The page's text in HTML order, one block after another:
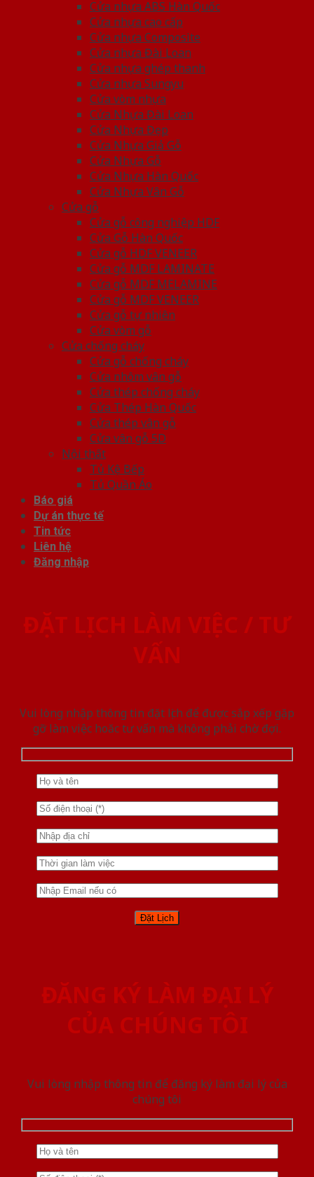
Cửa nhựa ABS Hàn Quốc
Cửa nhựa cao cấp
Cửa nhựa Composite
Cửa nhựa Đài Loan
Cửa nhựa ghép thanh
Cửa nhựa Sungyu
Cửa vòm nhựa
Cửa Nhựa Đài Loan
Cửa Nhựa Đẹp
Cửa Nhựa Giả Gỗ
Cửa Nhựa Gỗ
Cửa Nhựa Hàn Quốc
Cửa Nhựa Vân Gỗ
Cửa gỗ
Cửa gỗ công nghiệp HDF
Cửa Gỗ Hàn Quốc
Cửa gỗ HDF VENEER
Cửa gỗ MDF LAMINATE
Cửa gỗ MDF MELAMINE
Cửa gỗ MDF VENEER
Cửa gỗ tự nhiên
Cửa vòm gỗ
Cửa chống cháy
Cửa gỗ chống cháy
Cửa nhôm vân gỗ
Cửa thép chống cháy
Cửa Thép Hàn Quốc
Cửa thép vân gỗ
Cửa vân gỗ 5D
Nội thất
Tủ Kệ Bếp
Tủ Quần Áo
Báo giá
Dự án thực tế
Tin tức
Liên hệ
Đăng nhập
ĐẶT LỊCH LÀM VIỆC / TƯ
VẤN
Vui lòng nhập thông tin đặt lịch để được sắp xếp gặp
gỡ làm việc hoăc tư vấn mà không phải chờ đợi.
ĐĂNG KÝ LÀM ĐẠI LÝ
CỦA CHÚNG TÔI
Vui lòng nhập thông tin để đăng ký làm đại lý của
chúng tôi